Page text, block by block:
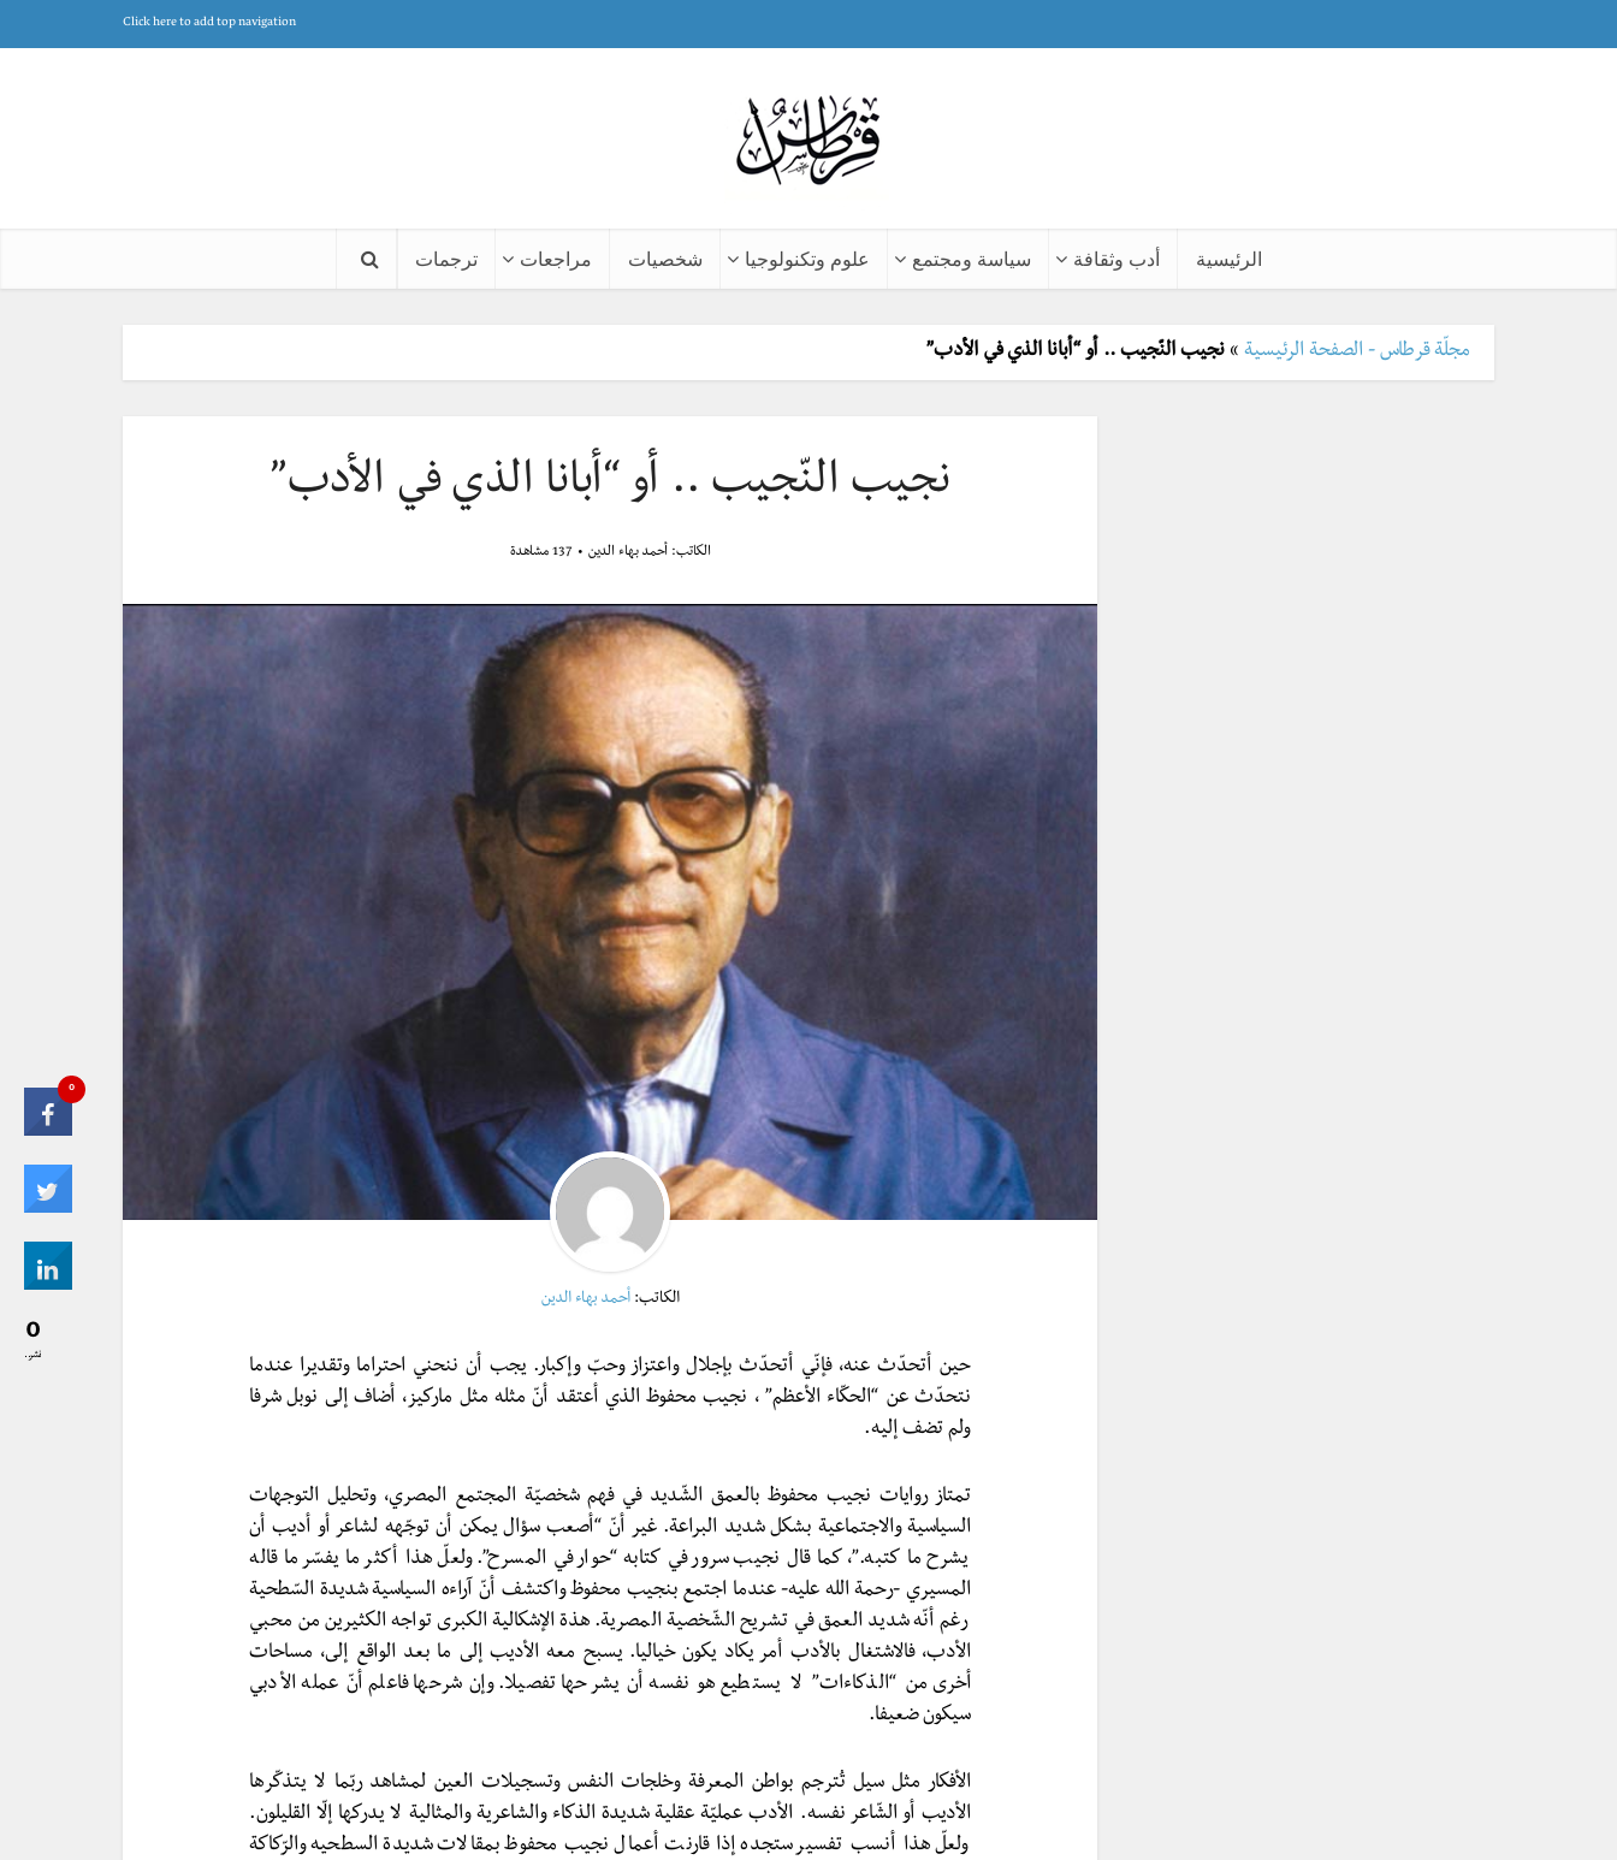
Click here to add top navigation
الرئيسية أدب وثقافة سياسة ومجتمع علوم وتكنولوجيا شخصيات مراجعات ترجمات
مجلّة قرطاس - الصفحة الرئيسية » نجيب النّجيب .. أو “أبانا الذي في الأدب”
نجيب النّجيب .. أو “أبانا الذي في الأدب”
الكاتب: أحمد بهاء الدين 137 مشاهدة
الكاتب:أحمد بهاء الدين
حين أتحدّث عنه، فإنّي أتحدّث بإجلال واعتزاز وحبّ وإكبار. يجب أن ننحني احتراما وتقديرا عندما
نتحدّث عن “الحكّاء الأعظم” ، نجيب محفوظ الذي أعتقد أنّ مثله مثل ماركيز، أضاف إلى نوبل شرفا
ولم تضف إليه.
تمتاز روايات نجيب محفوظ بالعمق الشّديد في فهم شخصيّة المجتمع المصري، وتحليل التوجهات
السياسية والاجتماعية بشكل شديد البراعة. غير أنّ “أصعب سؤال يمكن أن توجّهه لشاعر أو أديب أن
يشرح ما كتبه.”، كما قال نجيب سرور في كتابه “حوار في المسرح”. ولعلّ هذا أكثر ما يفسّر ما قاله
المسيري -رحمة الله عليه- عندما اجتمع بنجيب محفوظ واكتشف أنّ آراءه السياسية شديدة السّطحية
رغم أنّه شديد العمق في تشريح الشّخصية المصرية. هذة الإشكالية الكبرى تواجه الكثيرين من محبي
الأدب، فالاشتغال بالأدب أمر يكاد يكون خياليا. يسبح معه الأديب إلى ما بعد الواقع إلى، مساحات
أخرى من “الذكاءات” لا يستطيع هو نفسه أن يشرحها تفصيلا. وإن شرحها فاعلم أنّ عمله الأدبي
سيكون ضعيفا.
الأفكار مثل سيل تُترجم بواطن المعرفة وخلجات النفس وتسجيلات العين لمشاهد ربّما لا يتذكّرها
الأديب أو الشّاعر نفسه. الأدب عمليّة عقلية شديدة الذكاء والشاعرية والمثالية لا يدركها إلّا القليلون.
ولعلّ هذا أنسب تفسير ستجده إذا قارنت أعمال نجيب محفوظ بمقالات شديدة السطحيه والرّكاكة
0
0
نشر..